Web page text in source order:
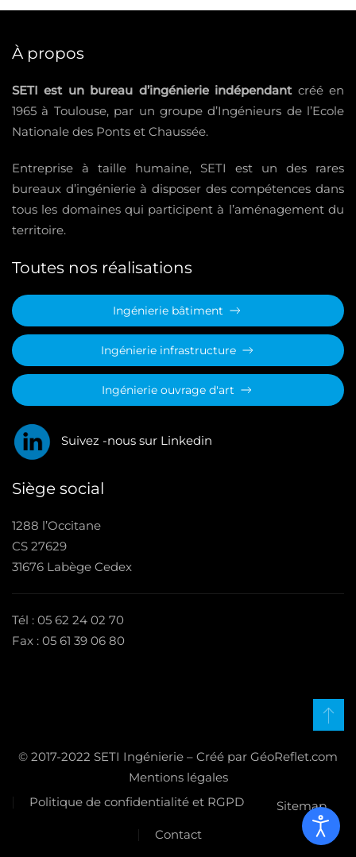
À propos
SETI est un bureau d’ingénierie indépendantcréé en
1965 à Toulouse, par un groupe d’Ingénieurs de l’Ecole
Nationale des Ponts et Chaussée.
Entreprise à taille humaine, SETI est un des rares
bureaux d’ingénierie à disposer des compétences dans
tous les domaines qui participent à l’aménagement du
territoire.
Toutes nos réalisations
Ingénierie bâtiment
Ingénierie infrastructure
Ingénierie ouvrage d'art
Suivez -nous sur Linkedin
Siège social
1288 l’Occitane
CS 27629
31676 Labège Cedex
Tél : 05 62 24 02 70
Fax : 05 61 39 06 80
© 2017-2022 SETI Ingénierie – Créé par GéoReflet.com
Mentions légales
Politique de confidentialité et RGPD
Sitemap
Contact